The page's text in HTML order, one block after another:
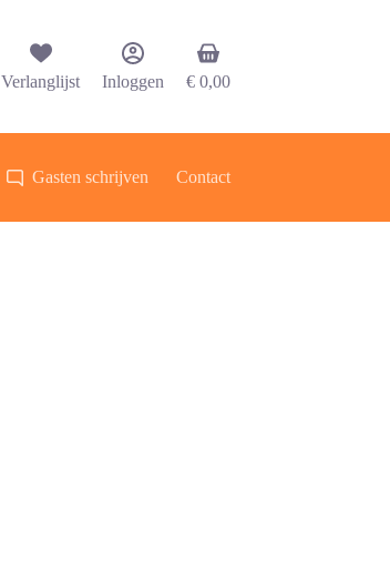
Verlanglijst Inloggen
Winkelwagen
€ 0,00
Gasten schrijven Contact